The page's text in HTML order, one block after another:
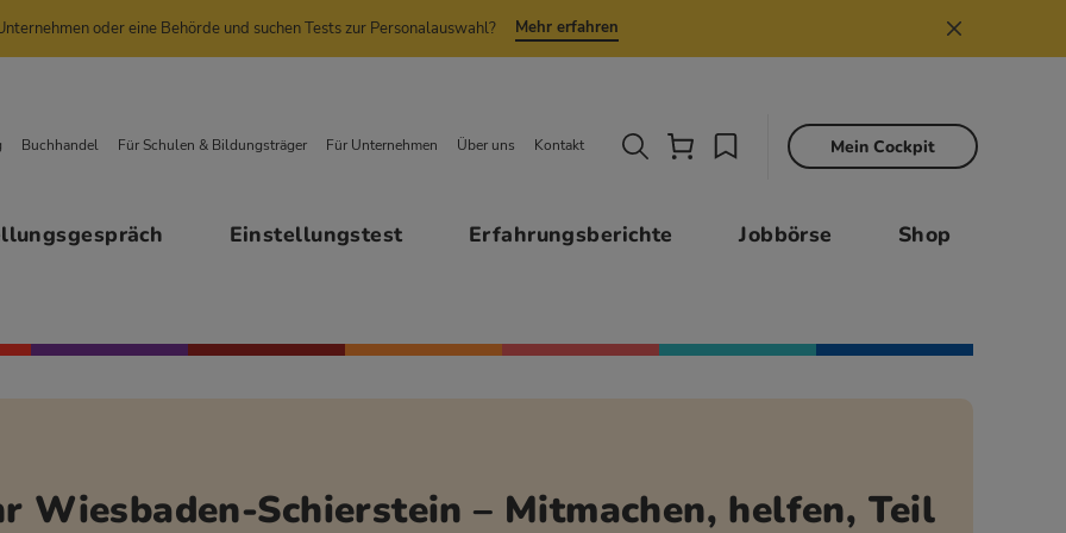
oder eine Behörde und suchen Tests zur Personalauswahl? Mehr erfahren
Einstellungstest Erfahrungsberichte Jobbörse Shop
Buchhandel Für Schulen & Bildungsträger Für Unternehmen Über uns Kontakt Mein Cockpit
Wiesbaden-Schierstein – Mitmachen, helfen, Teil